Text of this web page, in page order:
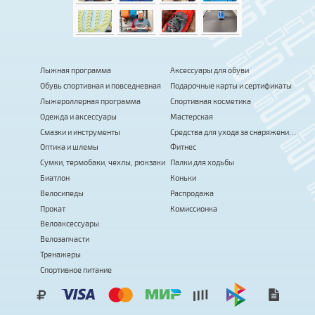
Лыжная программа
Обувь спортивная и повседневная
Лыжероллерная программа
Одежда и аксессуары
Смазки и инструменты
Оптика и шлемы
Сумки, термобаки, чехлы, рюкзаки
Биатлон
Велосипеды
Прокат
Велоаксессуары
Велозапчасти
Тренажеры
Спортивное питание
Аксессуары для обуви
Подарочные карты и сертификаты
Спортивная косметика
Мастерская
Средства для ухода за снаряжением
Фитнес
Палки для ходьбы
Коньки
Распродажа
Комиссионка